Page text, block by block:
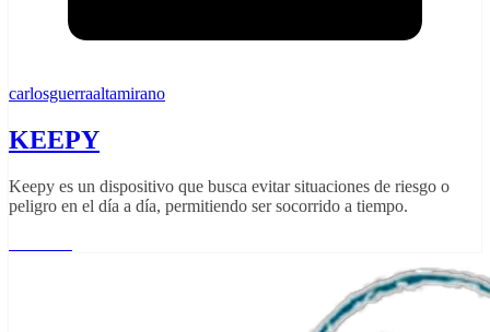
carlosguerraaltamirano
KEEPY
Keepy es un dispositivo que busca evitar situaciones de riesgo o
peligro en el día a día, permitiendo ser socorrido a tiempo.